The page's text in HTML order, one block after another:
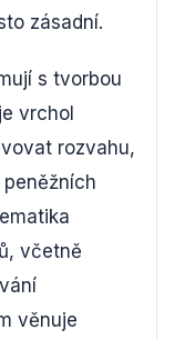
zásadní.
s tvorbou
vrchol
rozvahu,
včetně
věnuje